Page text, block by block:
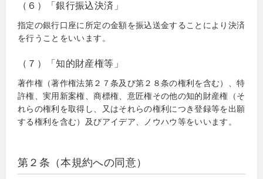
（６）「銀行振込決済」
指定の銀行口座に所定の金額を振込送金することにより決済
を行うことをいいます。
（７）「知的財産権等」
著作権（著作権法第２７条及び第２８条の権利を含む）、特
許権、実用新案権、商標権、意匠権その他の知的財産権（そ
れらの権利を取得し、又はそれらの権利につき登録等を出願
する権利を含む）及びアイデア、ノウハウ等をいいます。
第２条（本規約への同意）